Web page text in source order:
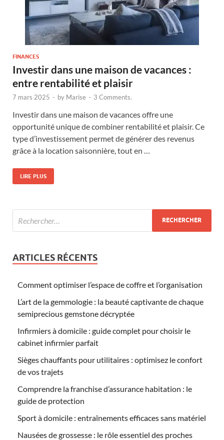
FINANCES
Investir dans une maison de vacances :
entre rentabilité et plaisir
7 mars 2025 - by Marise - 3 Comments.
Investir dans une maison de vacances offre une
opportunité unique de combiner rentabilité et plaisir. Ce
type d’investissement permet de générer des revenus
grâce à la location saisonnière, tout en …
LIRE PLUS
ARTICLES RÉCENTS
Comment optimiser l’espace de coffre et l’organisation
L’art de la gemmologie : la beauté captivante de chaque
semiprecious gemstone décryptée
Infirmiers à domicile : guide complet pour choisir le
cabinet infirmier parfait
Sièges chauffants pour utilitaires : optimisez le confort
de vos trajets
Comprendre la franchise d’assurance habitation : le
guide de protection
Sport à domicile : entraînements efficaces sans matériel
Nausées de grossesse : le rôle essentiel des proches